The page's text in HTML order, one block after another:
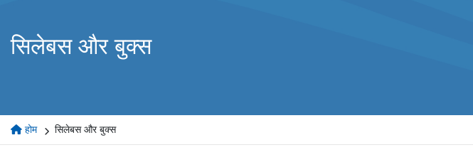
सिलेबस और बुक्स
होम सिलेबस और बुक्स